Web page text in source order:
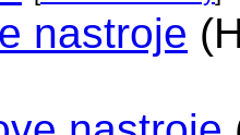
nastroje